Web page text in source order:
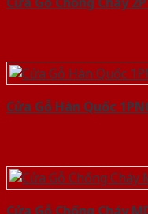
Cửa Gỗ Hàn Quốc